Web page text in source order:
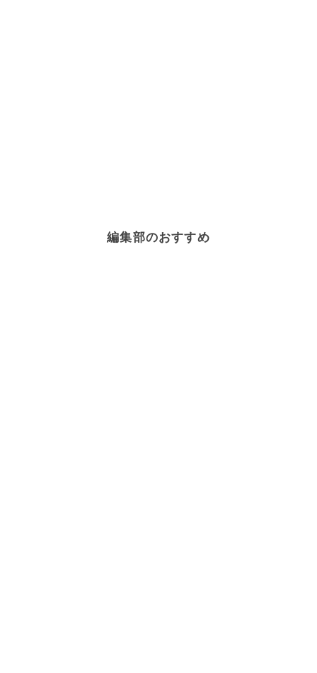
編集部のおすすめ